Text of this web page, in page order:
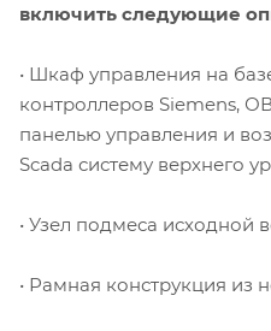
включить следующие
• Шкаф управления на
контроллеров Siemens,
панелью управления и
Scada систему верхнего
• Узел подмеса исходной
• Рамная конструкция из